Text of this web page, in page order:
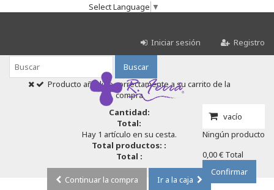
Select Language ▼
Iniciar sesión Registro
Buscar
vacío
Ningún producto
0,00 € Total
Confirmar
Producto añadido correctamente a su carrito de la
compra
Cantidad:
Total:
Hay 1 artículo en su cesta.
Total productos: :
Total :
Continuar la compra
Ir a la caja